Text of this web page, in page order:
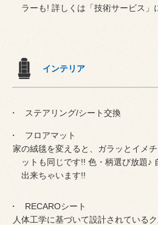
ラーも! 詳しくは「技術サービス」
インテリア
ステアリング/シート交換
フロアマット
家の絨毯を変えると、ガラッとイメ
ットも同じです!! 色・柄選び放題♪
出来ちゃいます!!
RECAROシート
人体工学に基づいて設計されている